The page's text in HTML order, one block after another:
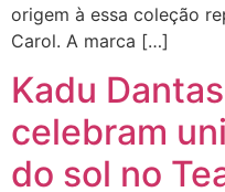
origem à essa coleção
Carol. A marca […]
Kadu
celebram
do sol no